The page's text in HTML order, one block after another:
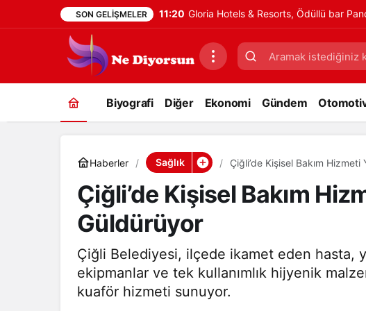
SON GELIŞMELER 11:20 Gloria Hotels & Resorts, Ödüllü bar
Biyografi Diğer Ekonomi Gündem
Haberler Sağlık Çiğli’de Kişisel Bakım
Çiğli’de Kişisel Bakım
Güldürüyor
Çiğli Belediyesi, ilçede ikamet eden hasta,
ekipmanlar ve tek kullanımlık hijyenik
kuaför hizmeti sunuyor.